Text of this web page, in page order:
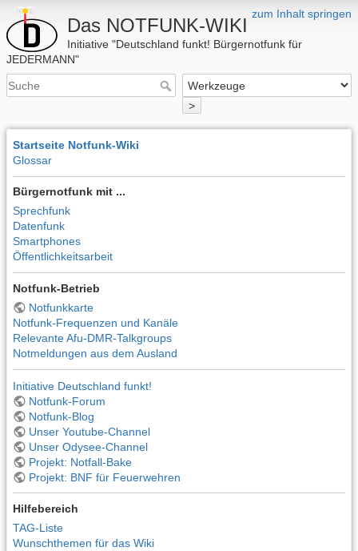
zum Inhalt springen
Das NOTFUNK-WIKI
Initiative "Deutschland funkt! Bürgernotfunk für
JEDERMANN"
>
Startseite Notfunk-Wiki
Glossar
Bürgernotfunk mit ...
Sprechfunk
Datenfunk
Smartphones
Öffentlichkeitsarbeit
Notfunk-Betrieb
Notfunkkarte
Notfunk-Frequenzen und Kanäle
Relevante Afu-DMR-Talkgroups
Notmeldungen aus dem Ausland
Initiative Deutschland funkt!
Notfunk-Forum
Notfunk-Blog
Unser Youtube-Channel
Unser Odysee-Channel
Projekt: Notfall-Bake
Projekt: BNF für Feuerwehren
Hilfebereich
TAG-Liste
Wunschthemen für das Wiki